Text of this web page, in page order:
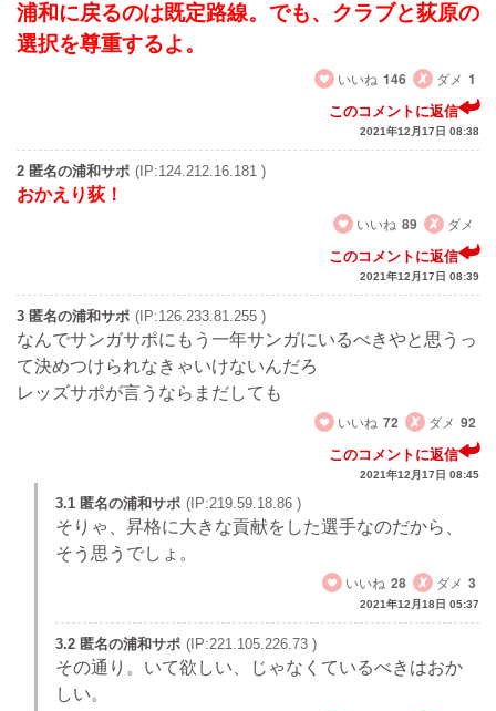
浦和に戻るのは既定路線。でも、クラブと荻原の
選択を尊重するよ。
いいね 146 ダメ 1
このコメントに返信
2021年12月17日 08:38
2 匿名の浦和サポ (IP:124.212.16.181 )
おかえり荻！
いいね 89 ダメ
このコメントに返信
2021年12月17日 08:39
3 匿名の浦和サポ (IP:126.233.81.255 )
なんでサンガサポにもう一年サンガにいるべきやと思うっ
て決めつけられなきゃいけないんだろ
レッズサポが言うならまだしても
いいね 72 ダメ 92
このコメントに返信
2021年12月17日 08:45
3.1 匿名の浦和サポ (IP:219.59.18.86 )
そりゃ、昇格に大きな貢献をした選手なのだから、
そう思うでしょ。
いいね 28 ダメ 3
2021年12月18日 05:37
3.2 匿名の浦和サポ (IP:221.105.226.73 )
その通り。いて欲しい、じゃなくているべきはおか
しい。